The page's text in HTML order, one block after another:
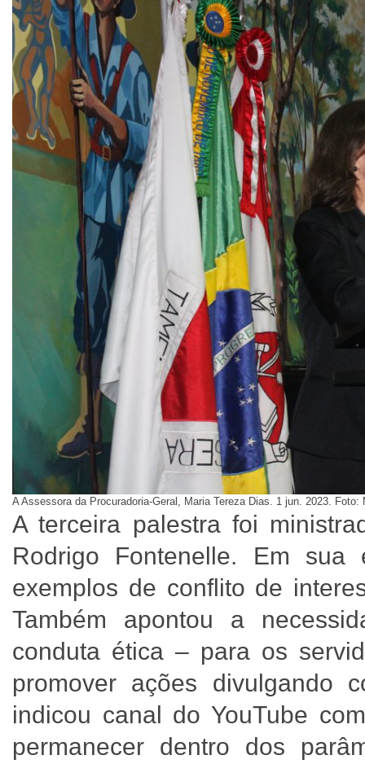
A Assessora da Procuradoria-Geral, Maria Tereza Dias. 1 jun. 2023. Foto:
A terceira palestra foi
Rodrigo Fontenelle. Em sua
exemplos de conflito de
Também apontou a
conduta ética – para os
promover ações divulgando
indicou canal do YouTube
permanecer dentro dos